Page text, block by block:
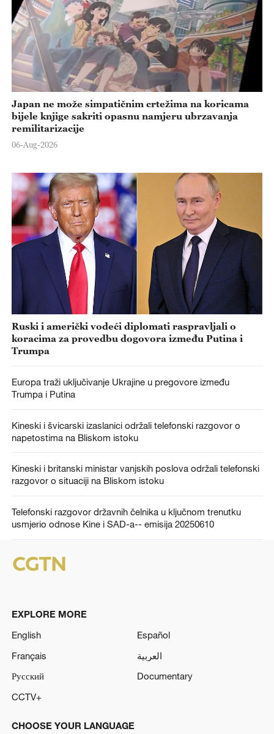
Japan ne može simpatičnim crtežima na koricama
bijele knjige sakriti opasnu namjeru ubrzavanja
remilitarizacije
06-Aug-2026
Ruski i američki vodeći diplomati raspravljali o
koracima za provedbu dogovora između Putina i
Trumpa
Europa traži uključivanje Ukrajine u pregovore između
Trumpa i Putina
Kineski i švicarski izaslanici održali telefonski razgovor o
napetostima na Bliskom istoku
Kineski i britanski ministar vanjskih poslova održali telefonski
razgovor o situaciji na Bliskom istoku
Telefonski razgovor državnih čelnika u ključnom trenutku
usmjerio odnose Kine i SAD-a-- emisija 20250610
EXPLORE MORE
English
Español
Français
العربية
Русский
Documentary
CCTV+
CHOOSE YOUR LANGUAGE